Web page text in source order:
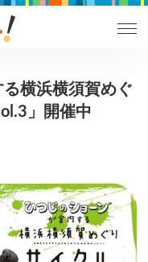
る横浜横須賀めぐ
」開催中